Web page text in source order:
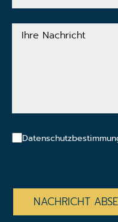
Adresse
Ihre
Nachricht